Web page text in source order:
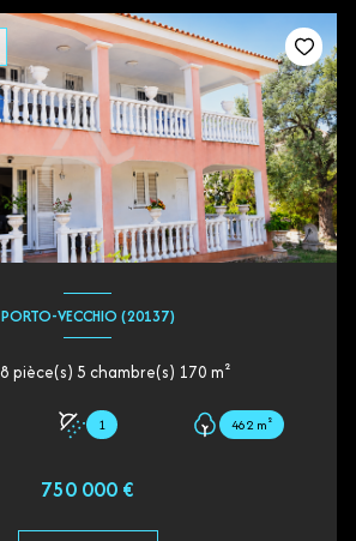
PORTO-VECCHIO (20137)
Maison 8 pièce(s) 5 chambre(s) 170 m²
1 462 m²
750 000 €